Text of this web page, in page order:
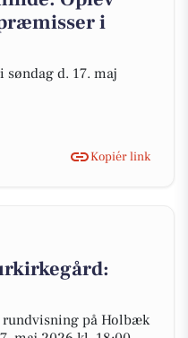
i
søndag d. 17. maj
Kopiér link
rundvisning på Holbæk